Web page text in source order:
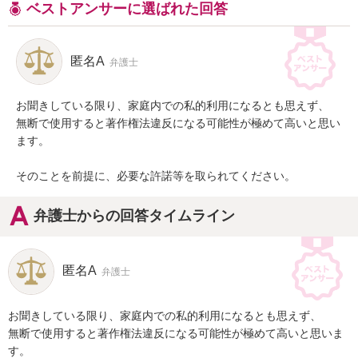
ベストアンサーに選ばれた回答
匿名A 弁護士
お聞きしている限り、家庭内での私的利用になるとも思えず、
無断で使用すると著作権法違反になる可能性が極めて高いと思い
ます。
そのことを前提に、必要な許諾等を取られてください。
弁護士からの回答タイムライン
匿名A 弁護士
お聞きしている限り、家庭内での私的利用になるとも思えず、
無断で使用すると著作権法違反になる可能性が極めて高いと思いま
す。